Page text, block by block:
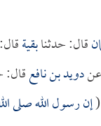
قال: حدثنابقية
عندويد بن نافعقال:
(إن رسول الله صلى